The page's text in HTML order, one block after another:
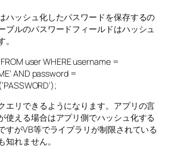
ハッシュ化したパスワードを保存するの
ブルのパスワードフィールドはハッシュ
user WHERE username =
AND password =
エリできるようになります。アプリの言
使える場合はアプリ側でハッシュ化する
すがVB等でライブラリが制限されている
知れません。